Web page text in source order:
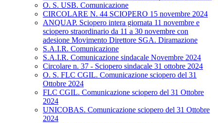
O. S. USB. Comunicazione
CIRCOLARE N. 44 SCIOPERO 15 novembre 2024
ANQUAP. Sciopero intera giornata 11 novembre e
sciopero straordinario da 11 a 30 novembre con
adesione Movimento Direttore SGA. Diramazione
S.A.I.R. Comunicazione
S.A.I.R. Comunicazione sindacale Novembre 2024
Circolare n. 37 - Sciopero sindacale 31 ottobre 2024
O. S. FLC CGIL. Comunicazione sciopero del 31
Ottobre 2024
FLC CGIL. Comunicazione sciopero del 31 Ottobre
2024
UNICOBAS. Comunicazione sciopero del 31 Ottobre
2024